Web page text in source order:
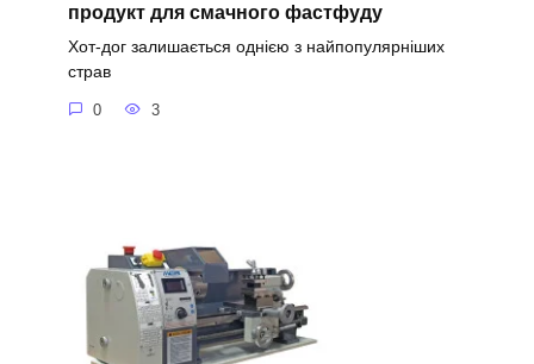
продукт для смачного фастфуду
Хот-дог залишається однією з найпопулярніших
страв
0 3